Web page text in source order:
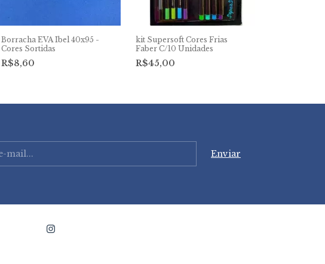
Borracha EVA Ibel 40x95 -
Cores Sortidas
R$8,60
kit Supersoft Cores Frias
Faber C/10 Unidades
R$45,00